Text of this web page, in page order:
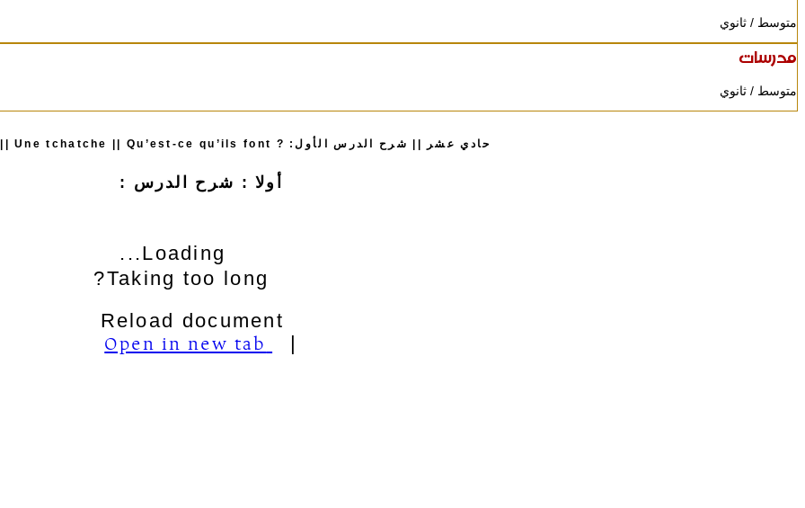
متوسط / ثانوي
مدرسات
متوسط / ثانوي
حادي عشر || شرح الدرس الأول: ? Dossier (1) || Une tchatche || Qu’est-ce qu’ils font’
أولا : شرح الدرس :
Loading...
Taking too long?
|
Open in new tab